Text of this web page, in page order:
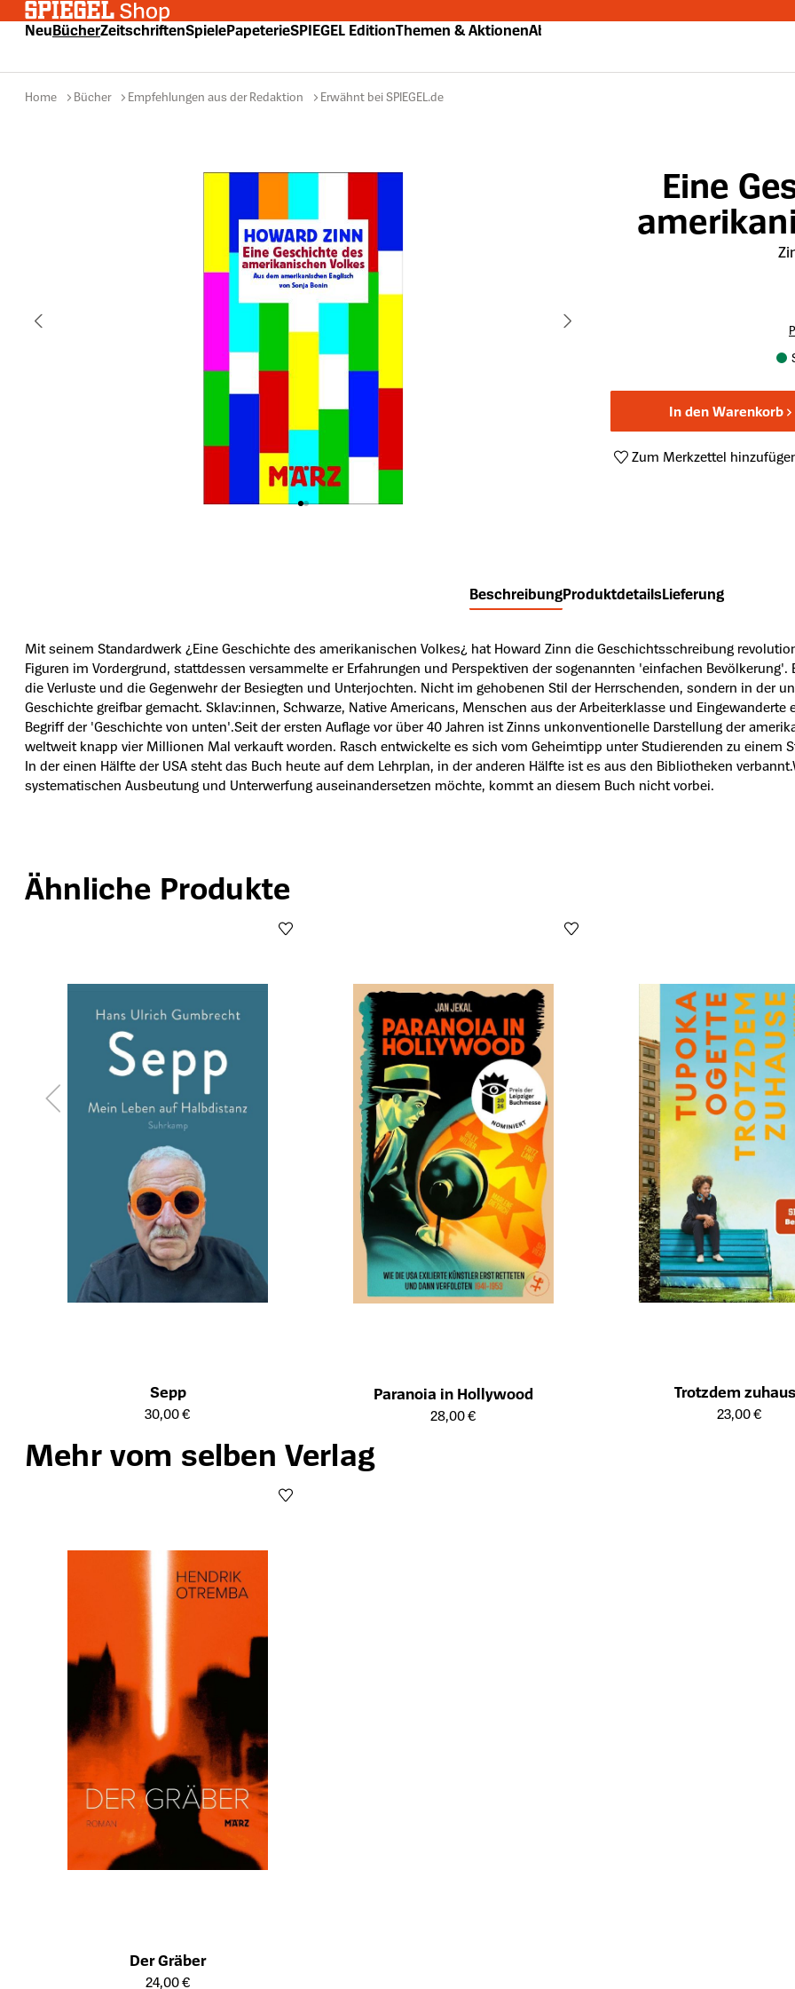
Hauptinhalt springen
Zur Suche springen
Zur Hauptnavigation springen
NeuBücherZeitschriftenSpielePapeterieSPIEGEL EditionThemen & AktionenAbo
Home Bücher Empfehlungen aus der Redaktion Erwähnt bei SPIEGEL.de
Eine
In den Warenkorb
Zum Merkzettel
BeschreibungProduktdetailsLieferung
Mit seinem Standardwerk ¿Eine Geschichte des amerikanischen Volkes¿ hat Howard Zinn die Geschichtsschreibung
Figuren im Vordergrund, stattdessen versammelte er Erfahrungen und Perspektiven der sogenannten 'einfachen
die Verluste und die Gegenwehr der Besiegten und Unterjochten. Nicht im gehobenen Stil der Herrschenden, sondern in der
Geschichte greifbar gemacht. Sklav:innen, Schwarze, Native Americans, Menschen aus der Arbeiterklasse und
Begriff der 'Geschichte von unten'.Seit der ersten Auflage vor über 40 Jahren ist Zinns unkonventionelle Darstellung der
weltweit knapp vier Millionen Mal verkauft worden. Rasch entwickelte es sich vom Geheimtipp unter Studierenden zu einem
In der einen Hälfte der USA steht das Buch heute auf dem Lehrplan, in der anderen Hälfte ist es aus den Bibliotheken
systematischen Ausbeutung und Unterwerfung auseinandersetzen möchte, kommt an diesem Buch nicht vorbei.
Produktgalerie überspringen
Ähnliche Produkte
Sepp
Öffnet die Detailseite des Produkts
30,00 €
Paranoia in Hollywood
Öffnet die Detailseite des Produkts
28,00 €
Trotzdem
Öffnet die Detailseite des
23,00 €
Mehr vom selben Verlag
Der Gräber
Öffnet die Detailseite des Produkts
24,00 €